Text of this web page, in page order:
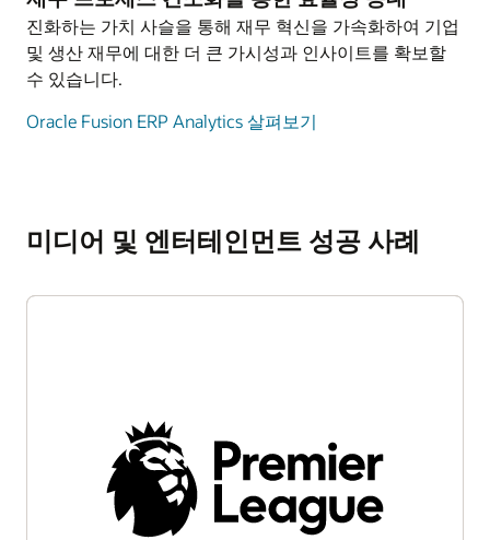
진화하는 가치 사슬을 통해 재무 혁신을 가속화하여 기업
및 생산 재무에 대한 더 큰 가시성과 인사이트를 확보할
수 있습니다.
Oracle Fusion ERP Analytics 살펴보기
미디어 및 엔터테인먼트 성공 사례